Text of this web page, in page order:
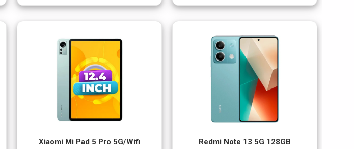
Xiaomi Mi Pad 5 Pro 5G/Wifi
Redmi Note 13 5G 128GB